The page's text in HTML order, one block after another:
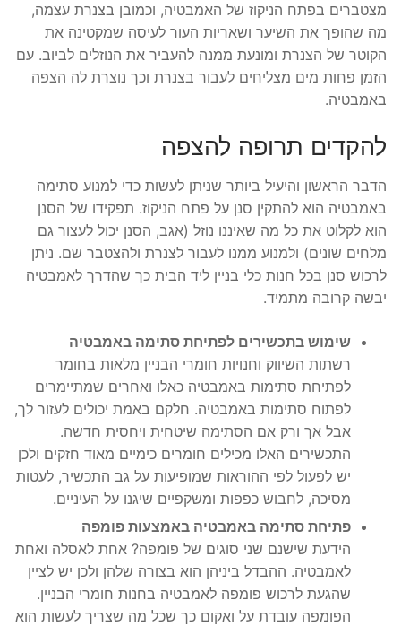
מצטברים בפתח הניקוז של האמבטיה, וכמובן בצנרת עצמה,
מה שהופך את השיער ושאריות העור לעיסה שמקטינה את
הקוטר של הצנרת ומונעת ממנה להעביר את הנוזלים לביוב. עם
הזמן פחות מים מצליחים לעבור בצנרת וכך נוצרת לה הצפה
באמבטיה.
להקדים תרופה להצפה
הדבר הראשון והיעיל ביותר שניתן לעשות כדי למנוע סתימה
באמבטיה הוא להתקין סנן על פתח הניקוז. תפקידו של הסנן
הוא לקלוט את כל מה שאיננו נוזל (אגב, הסנן יכול לעצור גם
מלחים שונים) ולמנוע ממנו לעבור לצנרת ולהצטבר שם. ניתן
לרכוש סנן בכל חנות כלי בניין ליד הבית כך שהדרך לאמבטיה
יבשה קרובה מתמיד.
שימוש בתכשירים לפתיחת סתימה באמבטיה
רשתות השיווק וחנויות חומרי הבניין מלאות בחומר
לפתיחת סתימות באמבטיה כאלו ואחרים שמתיימרים
לפתוח סתימות באמבטיה. חלקם באמת יכולים לעזור לך,
אבל אך ורק אם הסתימה שיטחית ויחסית חדשה.
התכשירים האלו מכילים חומרים כימיים מאוד חזקים ולכן
יש לפעול לפי ההוראות שמופיעות על גב התכשיר, לעטות
מסיכה, לחבוש כפפות ומשקפיים שיגנו על העיניים.
פתיחת סתימה באמבטיה באמצעות פומפה
הידעת שישנם שני סוגים של פומפה? אחת לאסלה ואחת
לאמבטיה. ההבדל ביניהן הוא בצורה שלהן ולכן יש לציין
שהגעת לרכוש פומפה לאמבטיה בחנות חומרי הבניין.
הפומפה עובדת על ואקום כך שכל מה שצריך לעשות הוא